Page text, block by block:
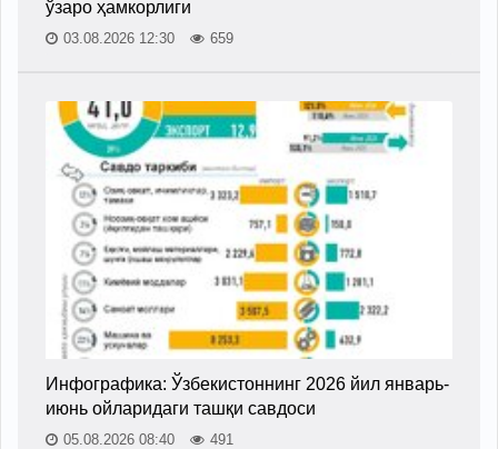
ўзаро ҳамкорлиги
03.08.2026 12:30 659
Инфографика: Ўзбекистоннинг 2026 йил январь-
июнь ойларидаги ташқи савдоси
05.08.2026 08:40 491